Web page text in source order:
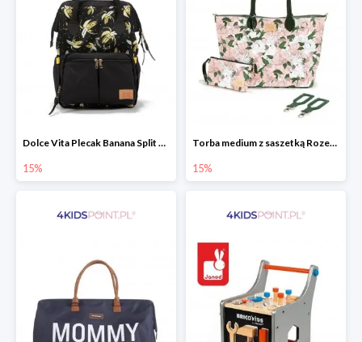
Dolce Vita Plecak Banana Split Black La Millou
15%
Torba medium z saszetką Rozenek Lady Peony Premium Zip La Millou
15%